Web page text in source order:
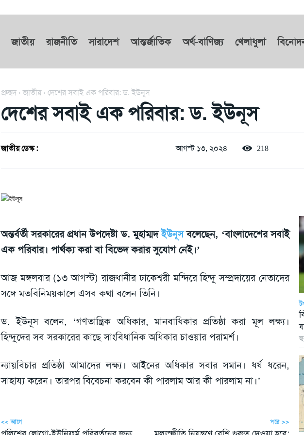
জাতীয় রাজনীতি সারাদেশ আন্তর্জাতিক অর্থ-বাণিজ্য খেলাধুলা
প্রচ্ছদ জাতীয় দেশের সবাই এক পরিবার: ড. ইউনূস
দেশের সবাই এক পরিবার: ড. ইউনূস
জাতীয় ডেস্ক : আগস্ট ১৩, ২০২৪ 218
অন্তর্বর্তী সরকারের প্রধান উপদেষ্টা ড. মুহাম্মদইউনূসবলেছেন, ‘বাংলাদেশের সবাই
এক পরিবার। পার্থক্য করা বা বিভেদ করার সুযোগ নেই।’
আজ মঙ্গলবার (১৩ আগস্ট) রাজধানীর ঢাকেশ্বরী মন্দিরে হিন্দু সম্প্রদায়ের নেতাদের
সঙ্গে মতবিনিময়কালে এসব কথা বলেন তিনি।
ড. ইউনূস বলেন, ‘গণতান্ত্রিক অধিকার, মানবাধিকার প্রতিষ্ঠা করা মূল লক্ষ্য।
হিন্দুদের সব সরকারের কাছে সাংবিধানিক অধিকার চাওয়ার পরামর্শ।
ন্যায়বিচার প্রতিষ্ঠা আমাদের লক্ষ্য। আইনের অধিকার সবার সমান। ধর্য ধরেন,
সাহায্য করেন। তারপর বিবেচনা করবেন কী পারলাম আর কী পারলাম না।’
<< আগে পরে >>